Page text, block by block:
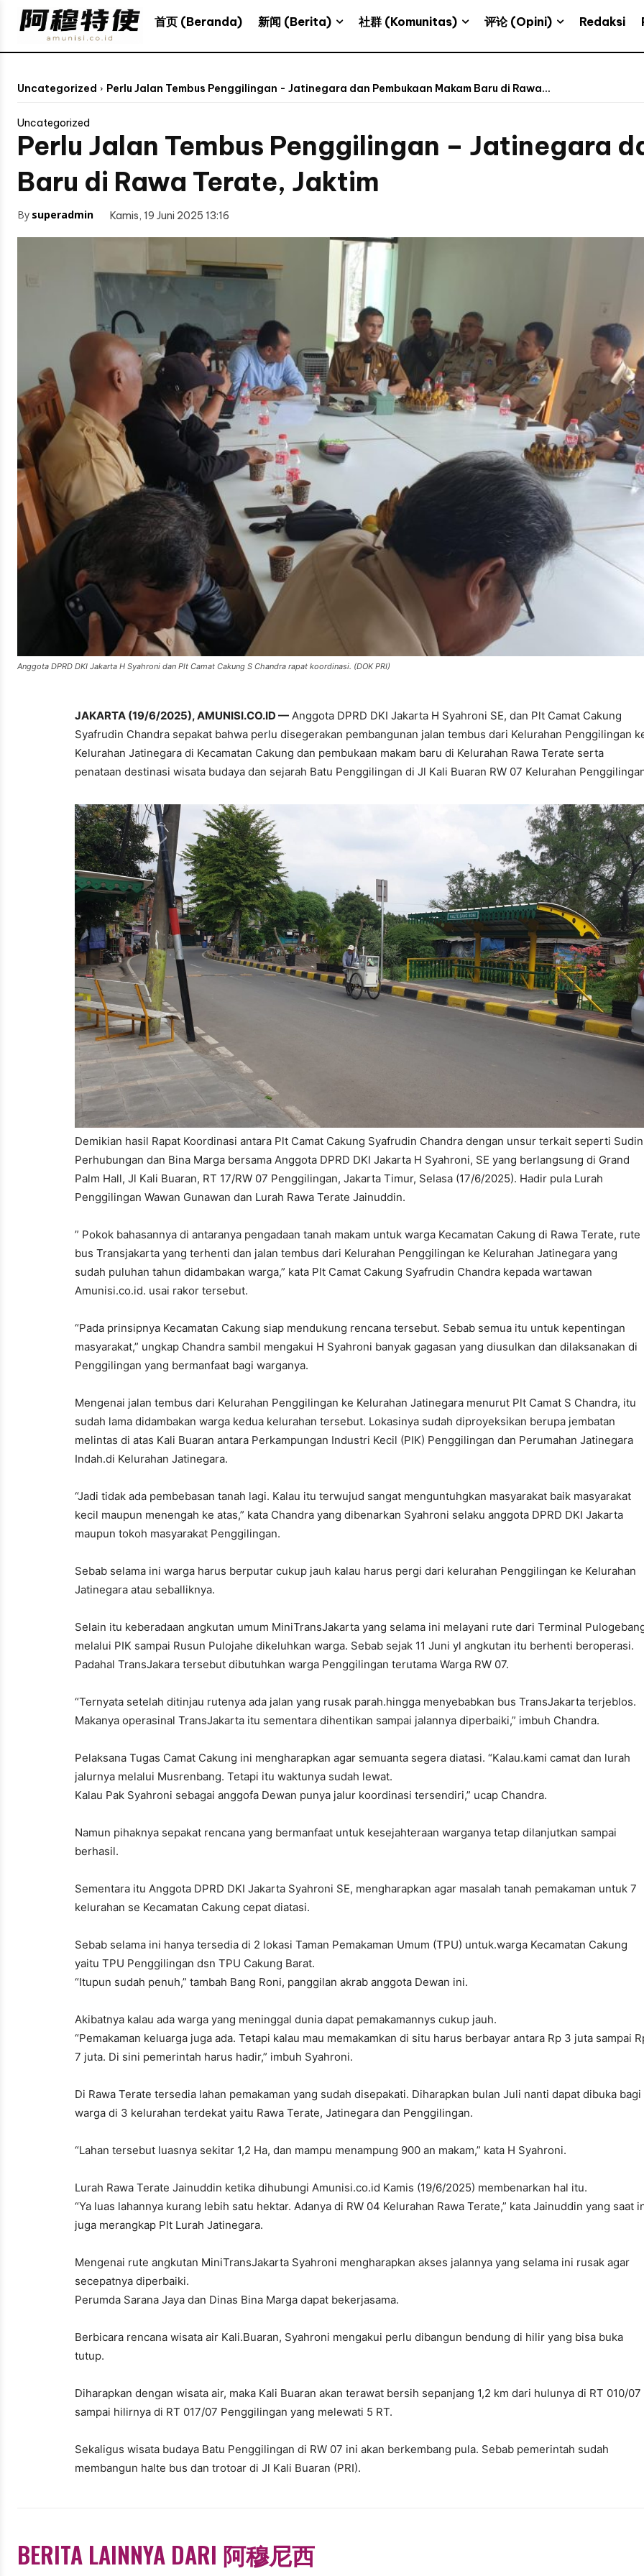
首页 (Beranda) 新闻 (Berita) 社群 (Komunitas) 评论 (Opini) Redaksi
Uncategorized Perlu Jalan Tembus Penggilingan - Jatinegara dan Pembukaan Makam Baru di Rawa...
Uncategorized
Perlu Jalan Tembus Penggilingan – Jatinegara
Baru di Rawa Terate, Jaktim
By superadmin Kamis, 19 Juni 2025 13:16
Anggota DPRD DKI Jakarta H Syahroni dan Plt Camat Cakung S Chandra rapat koordinasi. (DOK PRI)
JAKARTA (19/6/2025), AMUNISI.CO.ID — Anggota DPRD DKI Jakarta H Syahroni SE, dan Plt Camat Cakung
Syafrudin Chandra sepakat bahwa perlu disegerakan pembangunan jalan tembus dari Kelurahan Penggilingan
Kelurahan Jatinegara di Kecamatan Cakung dan pembukaan makam baru di Kelurahan Rawa Terate serta
penataan destinasi wisata budaya dan sejarah Batu Penggilingan di Jl Kali Buaran RW 07 Kelurahan
Demikian hasil Rapat Koordinasi antara Plt Camat Cakung Syafrudin Chandra dengan unsur terkait seperti Sudin
Perhubungan dan Bina Marga bersama Anggota DPRD DKI Jakarta H Syahroni, SE yang berlangsung di Grand
Palm Hall, Jl Kali Buaran, RT 17/RW 07 Penggilingan, Jakarta Timur, Selasa (17/6/2025). Hadir pula Lurah
Penggilingan Wawan Gunawan dan Lurah Rawa Terate Jainuddin.
” Pokok bahasannya di antaranya pengadaan tanah makam untuk warga Kecamatan Cakung di Rawa Terate, rute
bus Transjakarta yang terhenti dan jalan tembus dari Kelurahan Penggilingan ke Kelurahan Jatinegara yang
sudah puluhan tahun didambakan warga,” kata Plt Camat Cakung Syafrudin Chandra kepada wartawan
Amunisi.co.id. usai rakor tersebut.
“Pada prinsipnya Kecamatan Cakung siap mendukung rencana tersebut. Sebab semua itu untuk kepentingan
masyarakat,” ungkap Chandra sambil mengakui H Syahroni banyak gagasan yang diusulkan dan dilaksanakan di
Penggilingan yang bermanfaat bagi warganya.
Mengenai jalan tembus dari Kelurahan Penggilingan ke Kelurahan Jatinegara menurut Plt Camat S Chandra, itu
sudah lama didambakan warga kedua kelurahan tersebut. Lokasinya sudah diproyeksikan berupa jembatan
melintas di atas Kali Buaran antara Perkampungan Industri Kecil (PIK) Penggilingan dan Perumahan Jatinegara
Indah.di Kelurahan Jatinegara.
“Jadi tidak ada pembebasan tanah lagi. Kalau itu terwujud sangat menguntuhgkan masyarakat baik masyarakat
kecil maupun menengah ke atas,” kata Chandra yang dibenarkan Syahroni selaku anggota DPRD DKI Jakarta
maupun tokoh masyarakat Penggilingan.
Sebab selama ini warga harus berputar cukup jauh kalau harus pergi dari kelurahan Penggilingan ke Kelurahan
Jatinegara atau seballiknya.
Selain itu keberadaan angkutan umum MiniTransJakarta yang selama ini melayani rute dari Terminal
melalui PIK sampai Rusun Pulojahe dikeluhkan warga. Sebab sejak 11 Juni yl angkutan itu berhenti beroperasi.
Padahal TransJakara tersebut dibutuhkan warga Penggilingan terutama Warga RW 07.
“Ternyata setelah ditinjau rutenya ada jalan yang rusak parah.hingga menyebabkan bus TransJakarta terjeblos.
Makanya operasinal TransJakarta itu sementara dihentikan sampai jalannya diperbaiki,” imbuh Chandra.
Pelaksana Tugas Camat Cakung ini mengharapkan agar semuanta segera diatasi. “Kalau.kami camat dan lurah
jalurnya melalui Musrenbang. Tetapi itu waktunya sudah lewat.
Kalau Pak Syahroni sebagai anggofa Dewan punya jalur koordinasi tersendiri,” ucap Chandra.
Namun pihaknya sepakat rencana yang bermanfaat untuk kesejahteraan warganya tetap dilanjutkan sampai
berhasil.
Sementara itu Anggota DPRD DKI Jakarta Syahroni SE, mengharapkan agar masalah tanah pemakaman untuk 7
kelurahan se Kecamatan Cakung cepat diatasi.
Sebab selama ini hanya tersedia di 2 lokasi Taman Pemakaman Umum (TPU) untuk.warga Kecamatan Cakung
yaitu TPU Penggilingan dsn TPU Cakung Barat.
“Itupun sudah penuh,” tambah Bang Roni, panggilan akrab anggota Dewan ini.
Akibatnya kalau ada warga yang meninggal dunia dapat pemakamannys cukup jauh.
“Pemakaman keluarga juga ada. Tetapi kalau mau memakamkan di situ harus berbayar antara Rp 3 juta sampai
7 juta. Di sini pemerintah harus hadir,” imbuh Syahroni.
Di Rawa Terate tersedia lahan pemakaman yang sudah disepakati. Diharapkan bulan Juli nanti dapat dibuka bagi
warga di 3 kelurahan terdekat yaitu Rawa Terate, Jatinegara dan Penggilingan.
“Lahan tersebut luasnya sekitar 1,2 Ha, dan mampu menampung 900 an makam,” kata H Syahroni.
Lurah Rawa Terate Jainuddin ketika dihubungi Amunisi.co.id Kamis (19/6/2025) membenarkan hal itu.
“Ya luas lahannya kurang lebih satu hektar. Adanya di RW 04 Kelurahan Rawa Terate,” kata Jainuddin yang saat
juga merangkap Plt Lurah Jatinegara.
Mengenai rute angkutan MiniTransJakarta Syahroni mengharapkan akses jalannya yang selama ini rusak agar
secepatnya diperbaiki.
Perumda Sarana Jaya dan Dinas Bina Marga dapat bekerjasama.
Berbicara rencana wisata air Kali.Buaran, Syahroni mengakui perlu dibangun bendung di hilir yang bisa buka
tutup.
Diharapkan dengan wisata air, maka Kali Buaran akan terawat bersih sepanjang 1,2 km dari hulunya di RT 010/07
sampai hilirnya di RT 017/07 Penggilingan yang melewati 5 RT.
Sekaligus wisata budaya Batu Penggilingan di RW 07 ini akan berkembang pula. Sebab pemerintah sudah
membangun halte bus dan trotoar di Jl Kali Buaran (PRI).
BERITA LAINNYA DARI 阿穆尼西